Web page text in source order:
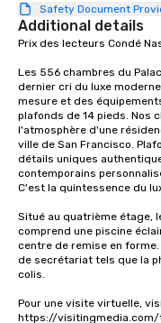
Safety Document
Additional details
Prix des lecteurs Condé
Les 556 chambres du
dernier cri du luxe
mesure et des
plafonds de 14 pieds. Nos
l'atmosphère d'une
ville de San Francisco.
détails uniques
contemporains
C'est la quintessence du
Situé au quatrième étage,
comprend une piscine
centre de remise en
de secrétariat tels que la
colis.
Pour une visite virtuelle,
https://